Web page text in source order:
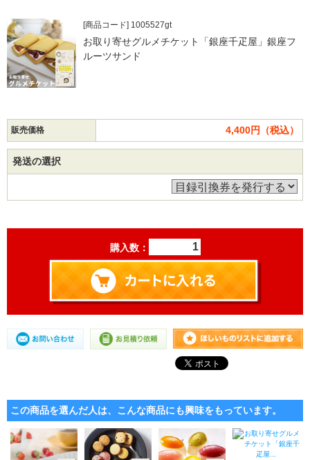
[商品コード] 1005527gt
お取り寄せグルメチケット「銀座千疋屋」銀座フ
ルーツサンド
販売価格 4,400円（税込）
発送の選択
購入数：
この商品を選んだ人は、こんな商品にも興味をもっています。